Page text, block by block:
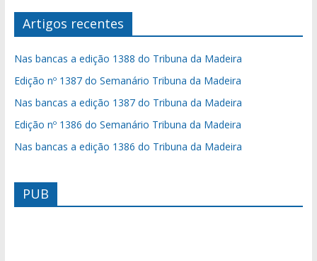
Artigos recentes
Nas bancas a edição 1388 do Tribuna da Madeira
Edição nº 1387 do Semanário Tribuna da Madeira
Nas bancas a edição 1387 do Tribuna da Madeira
Edição nº 1386 do Semanário Tribuna da Madeira
Nas bancas a edição 1386 do Tribuna da Madeira
PUB